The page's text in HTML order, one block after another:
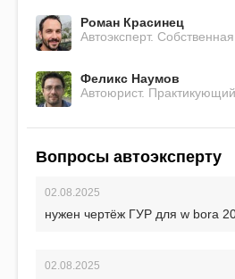
Роман Красинец
Автоэксперт.
Феликс Наумов
Автоюрист.
Вопросы автоэксперту
02.08.2025
нужен чертёж ГУР для w bora
02.08.2025